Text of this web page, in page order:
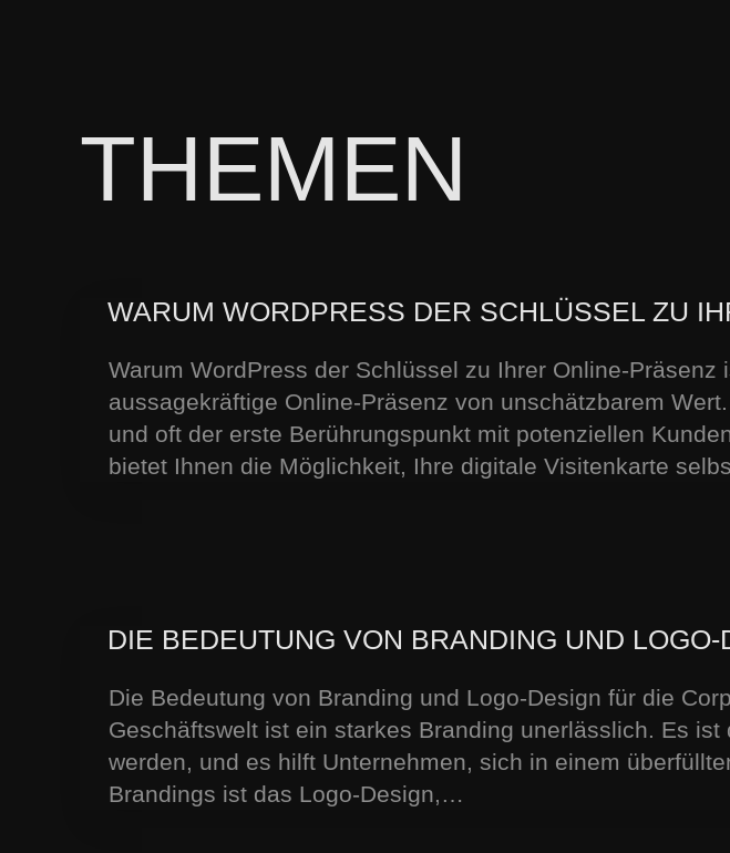
THEMEN
WARUM WORDPRESS DER SCHLÜSSEL ZU
Warum WordPress der Schlüssel zu Ihrer Online-
aussagekräftige Online-Präsenz von unschätzbarem
und oft der erste Berührungspunkt mit potenziellen
bietet Ihnen die Möglichkeit, Ihre digitale Visitenkarte
DIE BEDEUTUNG VON BRANDING UND
Die Bedeutung von Branding und Logo-Design für die
Geschäftswelt ist ein starkes Branding unerlässlich. Es
werden, und es hilft Unternehmen, sich in einem
Brandings ist das Logo-Design,…